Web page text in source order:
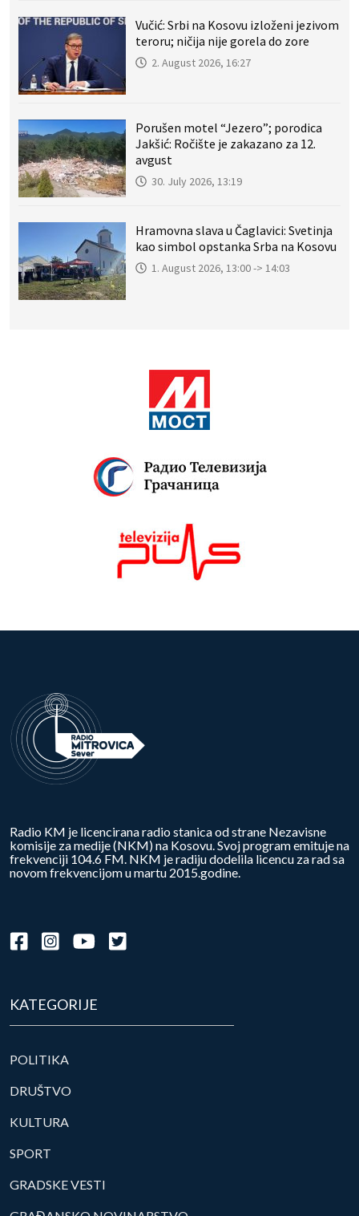
Vučić: Srbi na Kosovu izloženi jezivom
teroru; ničija nije gorela do zore
2. August 2026, 16:27
Porušen motel “Jezero”; porodica
Jakšić: Ročište je zakazano za 12.
avgust
30. July 2026, 13:19
Hramovna slava u Čaglavici: Svetinja
kao simbol opstanka Srba na Kosovu
1. August 2026, 13:00 -> 14:03
Radio KM je licencirana radio stanica od strane Nezavisne
komisije za medije (NKM) na Kosovu. Svoj program emituje na
frekvenciji 104.6 FM. NKM je radiju dodelila licencu za rad sa
novom frekvencijom u martu 2015.godine.
KATEGORIJE
POLITIKA
DRUŠTVO
KULTURA
SPORT
GRADSKE VESTI